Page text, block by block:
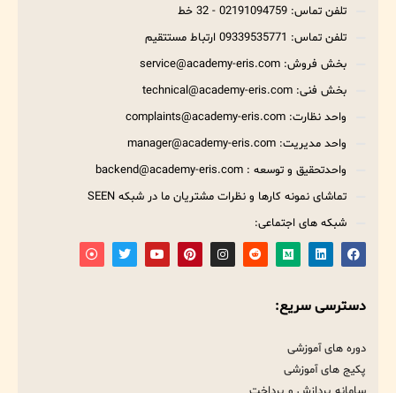
تلفن تماس: 02191094759 - 32 خط
تلفن تماس: 09339535771 ارتباط مستتقیم
بخش فروش: service@academy-eris.com
بخش فنی: technical@academy-eris.com
واحد نظارت: complaints@academy-eris.com
واحد مدیریت: manager@academy-eris.com
واحدتحقیق و توسعه : backend@academy-eris.com
تماشای نمونه کارها و نظرات مشتریان ما در شبکه SEEN
شبکه های اجتماعی:
دسترسی سریع:
دوره های آموزشی
پکیج های آموزشی